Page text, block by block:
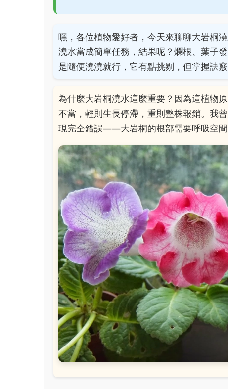
嘿，各位植物愛好者，今天來聊聊大岩桐
澆水當成簡單任務，結果呢？爛根、葉子
是隨便澆澆就行，它有點挑剔，但掌握訣竅
為什麼大岩桐澆水這麼重要？因為這植物
不當，輕則生長停滯，重則整株報銷。我
現完全錯誤——大岩桐的根部需要呼吸空間